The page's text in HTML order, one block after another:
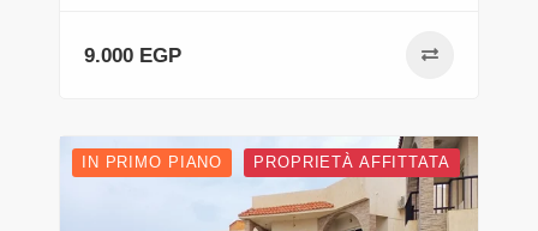
9.000 EGP
IN PRIMO PIANO PROPRIETÀ AFFITTATA